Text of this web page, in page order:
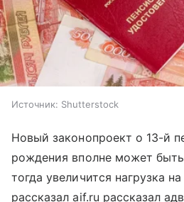
Источник: Shutterstock
Новый законопроект о 13-й
рождения вполне может
тогда увеличится нагрузка
рассказал aif.ru рассказал